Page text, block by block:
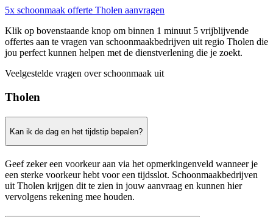
5x schoonmaak offerte Tholen aanvragen
Klik op bovenstaande knop om binnen 1 minuut 5 vrijblijvende
offertes aan te vragen van schoonmaakbedrijven uit regio Tholen die
jou perfect kunnen helpen met de dienstverlening die je zoekt.
Veelgestelde vragen over schoonmaak uit
Tholen
Kan ik de dag en het tijdstip bepalen?
Geef zeker een voorkeur aan via het opmerkingenveld wanneer je
een sterke voorkeur hebt voor een tijdsslot. Schoonmaakbedrijven
uit Tholen krijgen dit te zien in jouw aanvraag en kunnen hier
vervolgens rekening mee houden.